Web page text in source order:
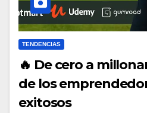
TENDENCIAS
🔥 De cero a
de los
exitosos